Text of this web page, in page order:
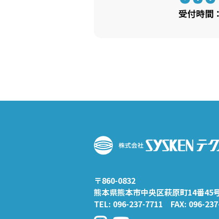
受付時間
〒860-0832
熊本県熊本市中央区萩原町14番45
TEL: 096-237-7711 FAX: 096-